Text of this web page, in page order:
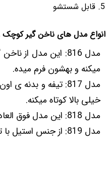
قابل شستشو
انواع مدل های ناخن گیر کوچک
مدل 816: این مدل
میکنه و بهشون فرم میده.
مدل 817: تیفه و
خیلی بالا کوتاه میکنه.
مدل 818: این مدل فوق العاده خوش دست و سبکه و خیلی دقیق میتونه ناخن هارو کوتاه کنه.
مدل 819: از جنس استیل با تیغه ی خیلی تیز هست و استفاده از آن برای همه افراد مناسب و راحته.